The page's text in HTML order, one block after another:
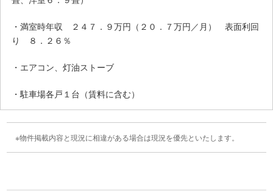
・満室時年収 ２４７．９万円（２０．７万円／月） 表面利回
り ８．２６％
・エアコン、灯油ストーブ
・駐車場各戸１台（賃料に含む）
物件掲載内容と現況に相違がある場合は現況を優先といたします。